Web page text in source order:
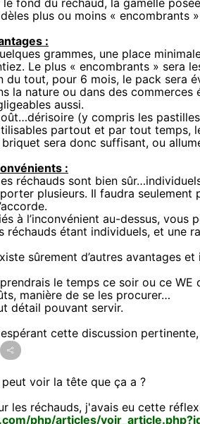
plus ou moins « encombrants
:
grammes, une place
Le plus « encombrants » sera
du tout, pour 6 mois, le pack sera
la nature ou dans des
aussi.
(y compris les
partout et par tout temps,
briquet sera donc suffisant, ou
:
réchauds sont bien
plusieurs. Il faudra seulement
à l’inconvénient au-dessus, vous
réchauds étant individuels, et une
sûrement d’autres avantages
le temps ce soir ou ce
manière de se les procurer…
détail pouvant servir.
cette discussion
peut voir la tête que ça a ?
les réchauds, j'avais eu cette
php/articles/